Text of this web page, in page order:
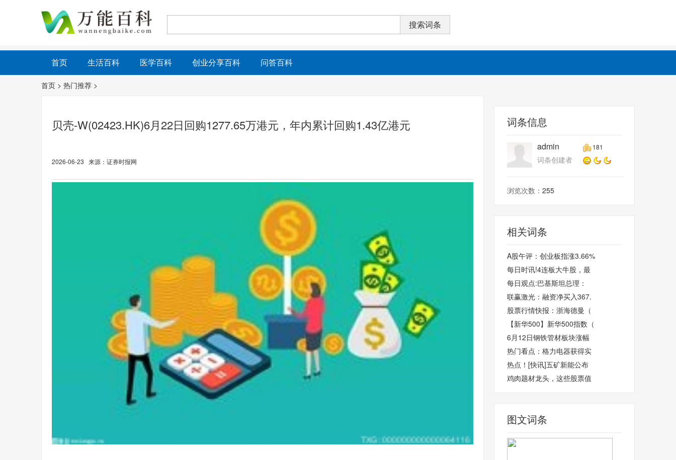
首页 生活百科 医学百科 创业分享百科 问答百科
首页 > 热门推荐 >
贝壳-W(02423.HK)6月22日回购1277.65万港元，年内累计回购1.43亿港元
2026-06-23 来源：证券时报网
词条信息
admin 181
词条创建者
浏览次数： 255
相关词条
A股午评：创业板指涨3.66%
每日时讯!4连板大牛股，最
每日观点:巴基斯坦总理：
联赢激光：融资净买入367.
股票行情快报：浙海德曼（
【新华500】新华500指数（
6月12日钢铁管材板块涨幅
热门看点：格力电器获得实
热点！[快讯]五矿新能公布
鸡肉题材龙头，这些股票值
图文词条